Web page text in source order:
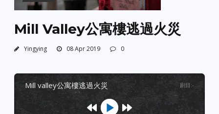
Mill Valley公寓樓逃過火災
Yingying 08 Apr 2019 0
mill valley公寓樓逃過火災 剧目 :-